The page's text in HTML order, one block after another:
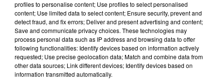
profiles to personalise content; Use profiles to select personalised
content; Use limited data to select content; Ensure security, prevent and
detect fraud, and fix errors; Deliver and present advertising and content;
Save and communicate privacy choices. These technologies may
process personal data such as IP address and browsing data to offer
following functionalities: Identify devices based on information actively
requested; Use precise geolocation data; Match and combine data from
other data sources; Link different devices; Identify devices based on
information transmitted automatically.